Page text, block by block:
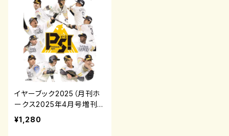
イヤーブック2025（月刊ホ
ークス2025年4月号増刊）
¥1,280